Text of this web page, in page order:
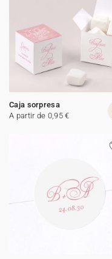
Caja sorpresa
A partir de 0,95 €